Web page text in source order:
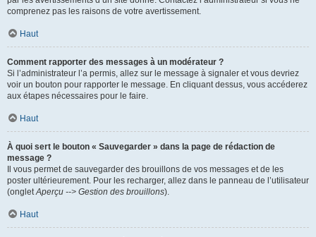
comprenez pas les raisons de votre avertissement.
Haut
Comment rapporter des messages à un modérateur ?
Si l’administrateur l’a permis, allez sur le message à signaler et vous devriez
voir un bouton pour rapporter le message. En cliquant dessus, vous accéderez
aux étapes nécessaires pour le faire.
Haut
À quoi sert le bouton « Sauvegarder » dans la page de rédaction de
message ?
Il vous permet de sauvegarder des brouillons de vos messages et de les
poster ultérieurement. Pour les recharger, allez dans le panneau de l’utilisateur
(ongletAperçu --> Gestion des brouillons).
Haut